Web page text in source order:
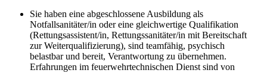
Sie haben eine abgeschlossene Ausbildung als
Notfallsanitäter/in oder eine gleichwertige Qualifikation
(Rettungsassistent/in, Rettungssanitäter/in mit Bereitschaft
zur Weiterqualifizierung), sind teamfähig, psychisch
belastbar und bereit, Verantwortung zu übernehmen.
Erfahrungen im feuerwehrtechnischen Dienst sind von